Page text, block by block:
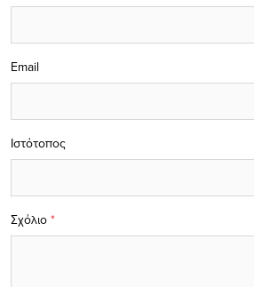
Σχόλιο *
Email
Ιστότοπος